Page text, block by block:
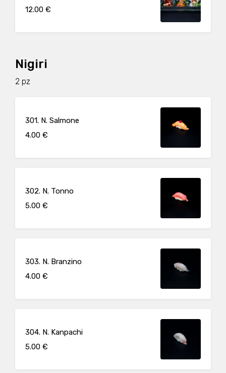
12.00 €
Nigiri
2 pz
301. N. Salmone
4.00 €
302. N. Tonno
5.00 €
303. N. Branzino
4.00 €
304. N. Kanpachi
5.00 €